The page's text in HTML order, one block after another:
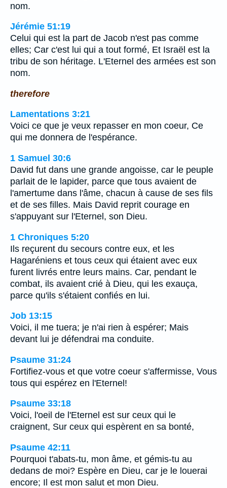
nom.
Jérémie 51:19
Celui qui est la part de Jacob n'est pas comme
elles; Car c'est lui qui a tout formé, Et Israël est la
tribu de son héritage. L'Eternel des armées est son
nom.
therefore
Lamentations 3:21
Voici ce que je veux repasser en mon coeur, Ce
qui me donnera de l'espérance.
1 Samuel 30:6
David fut dans une grande angoisse, car le peuple
parlait de le lapider, parce que tous avaient de
l'amertume dans l'âme, chacun à cause de ses fils
et de ses filles. Mais David reprit courage en
s'appuyant sur l'Eternel, son Dieu.
1 Chroniques 5:20
Ils reçurent du secours contre eux, et les
Hagaréniens et tous ceux qui étaient avec eux
furent livrés entre leurs mains. Car, pendant le
combat, ils avaient crié à Dieu, qui les exauça,
parce qu'ils s'étaient confiés en lui.
Job 13:15
Voici, il me tuera; je n'ai rien à espérer; Mais
devant lui je défendrai ma conduite.
Psaume 31:24
Fortifiez-vous et que votre coeur s'affermisse, Vous
tous qui espérez en l'Eternel!
Psaume 33:18
Voici, l'oeil de l'Eternel est sur ceux qui le
craignent, Sur ceux qui espèrent en sa bonté,
Psaume 42:11
Pourquoi t'abats-tu, mon âme, et gémis-tu au
dedans de moi? Espère en Dieu, car je le louerai
encore; Il est mon salut et mon Dieu.